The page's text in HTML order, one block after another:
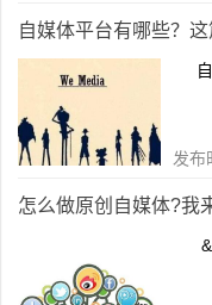
自媒体平台有哪些？这
自
发
怎么做原创自媒体?我